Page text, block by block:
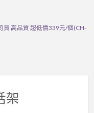
貨 高品質 超低價339元/個(CH-
架